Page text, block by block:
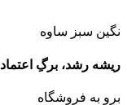
نگین سبز ساوه
ریشه رشد، برگِ اعتماد
برو به فروشگاه